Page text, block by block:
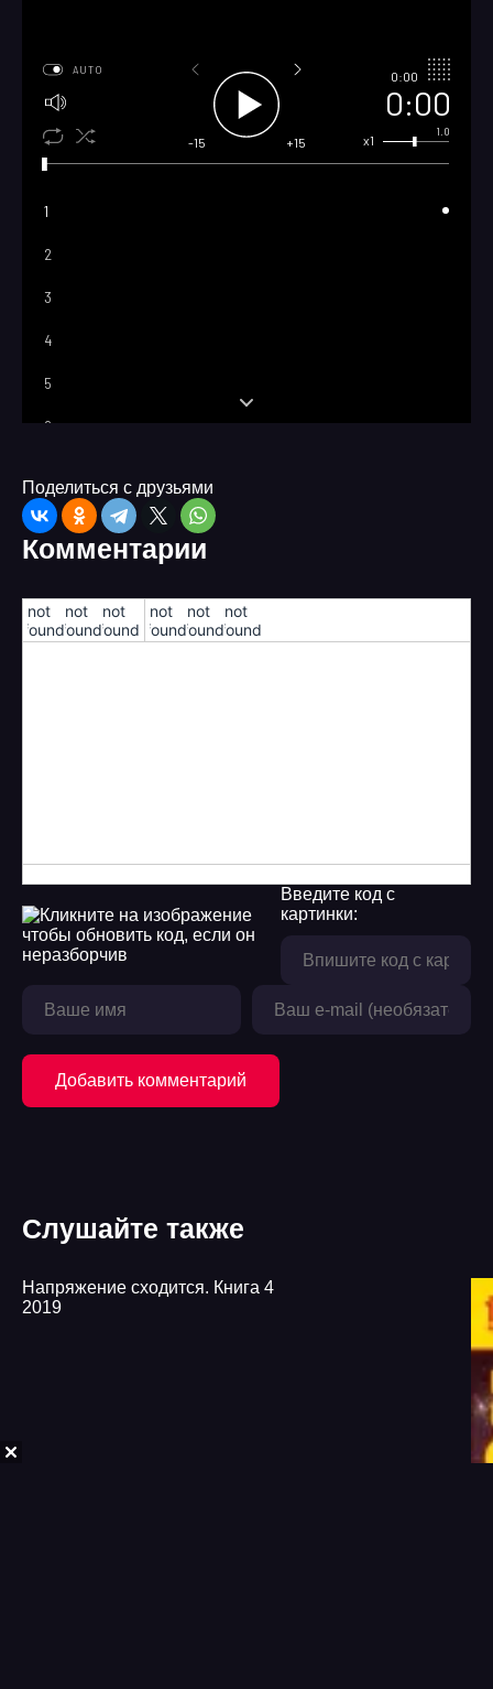
0:00
0:00
1.0
x1
-15 +15
AUTO
1
2
3
4
5
6
8
9
10
11
18
25
26
Поделиться с друзьями
Комментарии
!not
found!
!not
found!
!not
found!
!not
found!
!not
found!
!not
found!
Введите код с
картинки:
Добавить комментарий
Слушайте также
Напряжение сходится. Книга 4
2019